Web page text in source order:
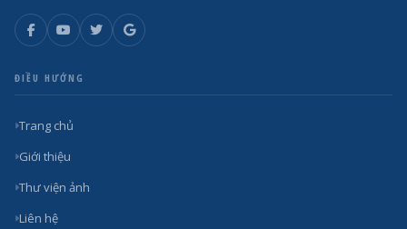
ĐIỀU HƯỚNG
Trang chủ
Giới thiệu
Thư viện ảnh
Liên hệ